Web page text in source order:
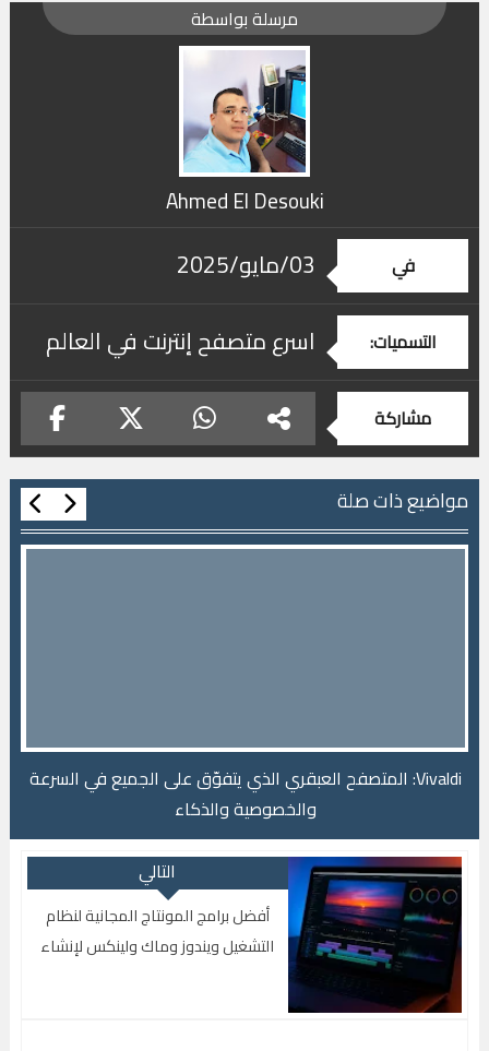
مرسلة بواسطة
Ahmed El Desouki
في 03/مايو/2025
التسميات: اسرع متصفح إنترنت في العالم
مشاركة
مواضيع ذات صلة
Vivaldi: المتصفح العبقري الذي يتفوّق على الجميع في السرعة
والخصوصية والذكاء
التالي
أفضل برامج المونتاج المجانية لنظام
التشغيل ويندوز وماك ولينكس لإنشاء